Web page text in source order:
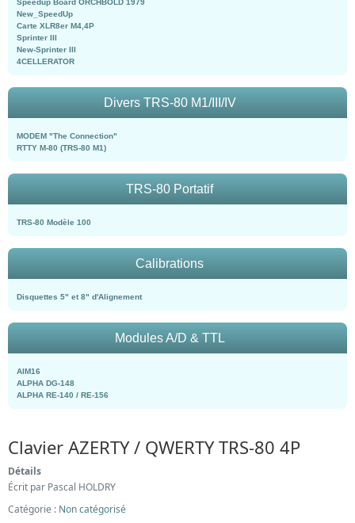
Speedup Board ORCHBOLD 1979
New_SpeedUp
Carte XLR8er M4,4P
Sprinter III
New-Sprinter III
4CELLERATOR
Divers TRS-80 M1/III/IV
MODEM "The Connection"
RTTY M-80 (TRS-80 M1)
TRS-80 Portatif
TRS-80 Modèle 100
Calibrations
Disquettes 5" et 8" d'Alignement
Modules A/D & TTL
AIM16
ALPHA DG-148
ALPHA RE-140 / RE-156
Clavier AZERTY / QWERTY TRS-80 4P
Détails
Écrit par Pascal HOLDRY
Catégorie : Non catégorisé